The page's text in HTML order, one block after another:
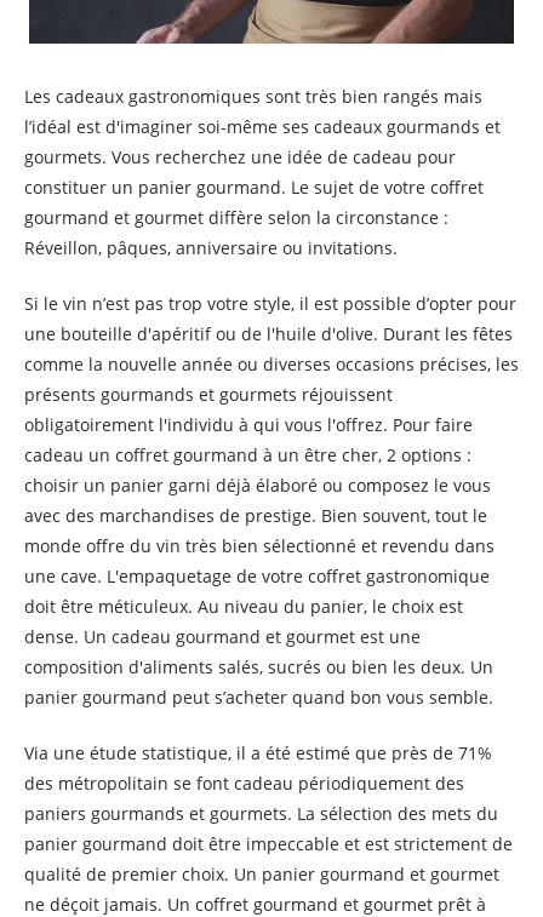
Les cadeaux gastronomiques sont très bien rangés mais
l’idéal est d'imaginer soi-même ses cadeaux gourmands et
gourmets. Vous recherchez une idée de cadeau pour
constituer un panier gourmand. Le sujet de votre coffret
gourmand et gourmet diffère selon la circonstance :
Réveillon, pâques, anniversaire ou invitations.
Si le vin n’est pas trop votre style, il est possible d’opter pour
une bouteille d'apéritif ou de l'huile d'olive. Durant les fêtes
comme la nouvelle année ou diverses occasions précises, les
présents gourmands et gourmets réjouissent
obligatoirement l'individu à qui vous l'offrez. Pour faire
cadeau un coffret gourmand à un être cher, 2 options :
choisir un panier garni déjà élaboré ou composez le vous
avec des marchandises de prestige. Bien souvent, tout le
monde offre du vin très bien sélectionné et revendu dans
une cave. L'empaquetage de votre coffret gastronomique
doit être méticuleux. Au niveau du panier, le choix est
dense. Un cadeau gourmand et gourmet est une
composition d'aliments salés, sucrés ou bien les deux. Un
panier gourmand peut s’acheter quand bon vous semble.
Via une étude statistique, il a été estimé que près de 71%
des métropolitain se font cadeau périodiquement des
paniers gourmands et gourmets. La sélection des mets du
panier gourmand doit être impeccable et est strictement de
qualité de premier choix. Un panier gourmand et gourmet
ne déçoit jamais. Un coffret gourmand et gourmet prêt à